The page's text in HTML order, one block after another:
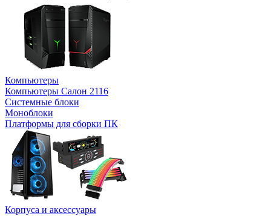
Компьютеры
Компьютеры Салон 2116
Системные блоки
Моноблоки
Платформы для сборки ПК
Корпуса и аксессуары